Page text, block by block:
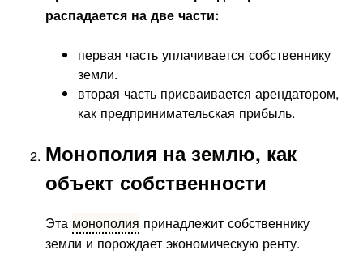
распадается на две части:
первая часть уплачивается собственнику
земли.
вторая часть присваивается арендатором,
как предпринимательская прибыль.
Монополия на землю, как
объект собственности
Эта монополия принадлежит собственнику
земли и порождает экономическую ренту.